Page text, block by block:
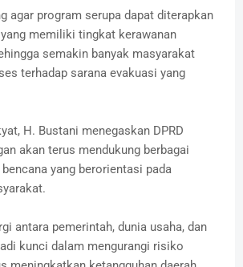
agar program serupa dapat diterapkan
memiliki tingkat kerawanan
semakin banyak masyarakat
terhadap sarana evakuasi yang
H. Bustani menegaskan DPRD
akan terus mendukung berbagai
yang berorientasi pada
antara pemerintah, dunia usaha, dan
kunci dalam mengurangi risiko